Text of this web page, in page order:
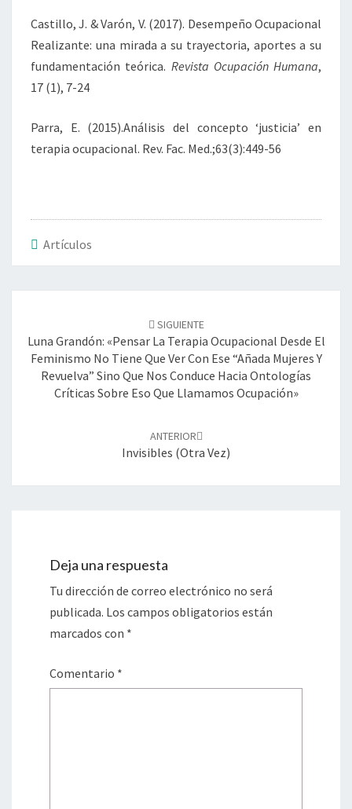
Castillo, J. & Varón, V. (2017). Desempeño Ocupacional
Realizante: una mirada a su trayectoria, aportes a su
fundamentación teórica. Revista Ocupación Humana,
17 (1), 7-24
Parra, E. (2015).Análisis del concepto ‘justicia’ en
terapia ocupacional. Rev. Fac. Med.;63(3):449-56
Artículos
entradas
SIGUIENTE
Luna Grandón: «Pensar La Terapia Ocupacional Desde El
Feminismo No Tiene Que Ver Con Ese “añada Mujeres Y
Revuelva” Sino Que Nos Conduce Hacia Ontologías
Críticas Sobre Eso Que Llamamos Ocupación»
ANTERIOR
Invisibles (Otra Vez)
Deja una respuesta
Tu dirección de correo electrónico no será
publicada. Los campos obligatorios están
marcados con *
Comentario *